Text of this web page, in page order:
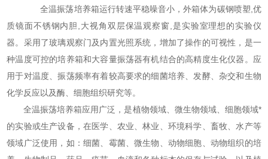
全温振荡培养箱运行转速平稳噪音小，外箱体为碳钢喷塑,优
质镜面不锈钢内胆,大视角双层保温观察窗,是实验室理想的实验仪
器。采用了玻璃观察门及内置光照系统，增加了操作的可视性，是一
种温度可控的培养箱和大容量振荡器有机结合的高精度生化仪器。应
用于对温度、振荡频率有着较高要求的细菌培养、发酵、杂交和生物
化学反应以及酶、细胞组织研究等。
全温振荡培养箱应用广泛，是植物领域、微生物领域、细胞领域*
的实验或生产设备，在医学、农业、林业、环境科学、畜牧、水产等
领域广泛使用，如：细菌、霉菌、微生物、动物细胞、动物组织的培